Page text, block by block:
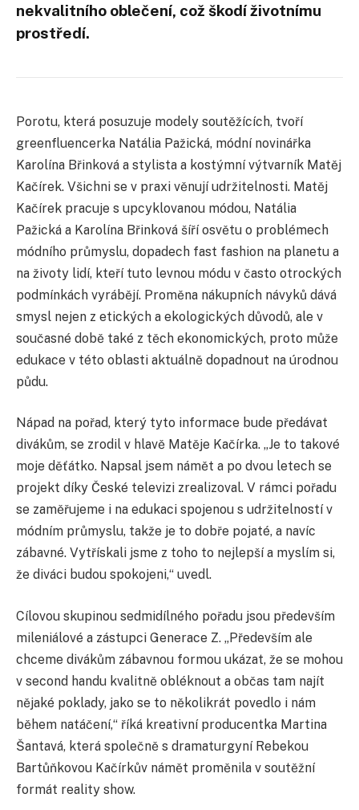
nekvalitního oblečení, což škodí životnímu
prostředí.
Porotu, která posuzuje modely soutěžících, tvoří
greenfluencerka Natália Pažická, módní novinářka
Karolína Břinková a stylista a kostýmní výtvarník Matěj
Kačírek. Všichni se v praxi věnují udržitelnosti. Matěj
Kačírek pracuje s upcyklovanou módou, Natália
Pažická a Karolína Břinková šíří osvětu o problémech
módního průmyslu, dopadech fast fashion na planetu a
na životy lidí, kteří tuto levnou módu v často otrockých
podmínkách vyrábějí. Proměna nákupních návyků dává
smysl nejen z etických a ekologických důvodů, ale v
současné době také z těch ekonomických, proto může
edukace v této oblasti aktuálně dopadnout na úrodnou
půdu.
Nápad na pořad, který tyto informace bude předávat
divákům, se zrodil v hlavě Matěje Kačírka. „Je to takové
moje děťátko. Napsal jsem námět a po dvou letech se
projekt díky České televizi zrealizoval. V rámci pořadu
se zaměřujeme i na edukaci spojenou s udržitelností v
módním průmyslu, takže je to dobře pojaté, a navíc
zábavné. Vytřískali jsme z toho to nejlepší a myslím si,
že diváci budou spokojeni,“ uvedl.
Cílovou skupinou sedmidílného pořadu jsou především
mileniálové a zástupci Generace Z. „Především ale
chceme divákům zábavnou formou ukázat, že se mohou
v second handu kvalitně obléknout a občas tam najít
nějaké poklady, jako se to několikrát povedlo i nám
během natáčení,“ říká kreativní producentka Martina
Šantavá, která společně s dramaturgyní Rebekou
Bartůňkovou Kačírkův námět proměnila v soutěžní
formát reality show.